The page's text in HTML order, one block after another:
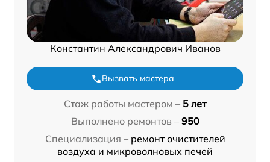
Константин Александрович Иванов
Вызвать мастера
Стаж работы мастером – 5 лет
Выполнено ремонтов – 950
Специализация – ремонт очистителей
воздуха и микроволновых печей